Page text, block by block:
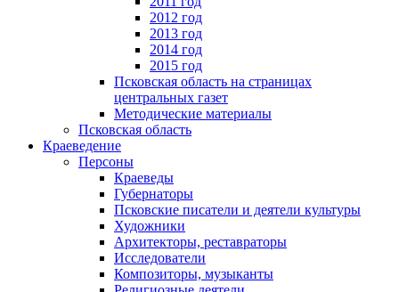
2012 год
2013 год
2014 год
2015 год
Псковская область на страницах
центральных газет
Методические материалы
Псковская область
Краеведение
Персоны
Краеведы
Губернаторы
Псковские писатели и деятели культуры
Художники
Архитекторы, реставраторы
Исследователи
Композиторы, музыканты